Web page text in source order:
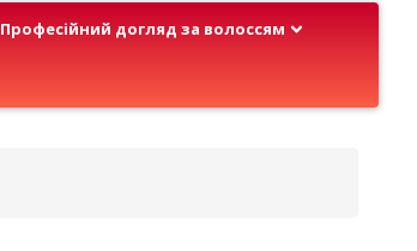
Професійний догляд за волоссям